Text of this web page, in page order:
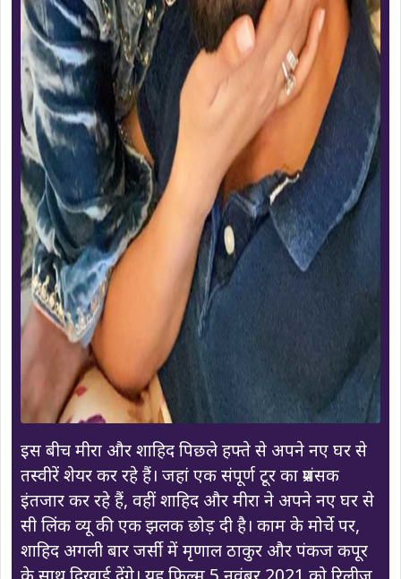
इस बीच मीरा और शाहिद पिछले हफ्ते से अपने नए घर से
तस्वीरें शेयर कर रहे हैं। जहां एक संपूर्ण टूर का प्रशंसक
इंतजार कर रहे हैं, वहीं शाहिद और मीरा ने अपने नए घर से
सी लिंक व्यू की एक झलक छोड़ दी है। काम के मोर्चे पर,
शाहिद अगली बार जर्सी में मृणाल ठाकुर और पंकज कपूर